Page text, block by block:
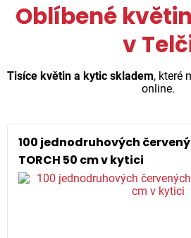
Oblíbené
v
Tisíce květin a kytic skladem, které
online.
100 jednodruhových
TORCH 50 cm v kytici